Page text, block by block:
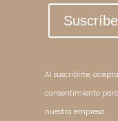
Al suscribirte,
consentimiento
nuestra empresa.